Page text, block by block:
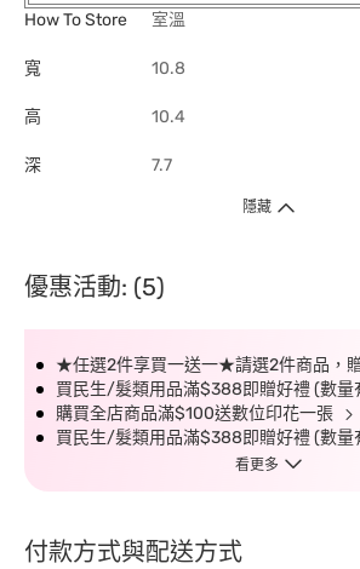
How To Store
室溫
寬 10.8
高 10.4
深 7.7
隱藏
優惠活動: (5)
★任選2件享買一送一★請選2件商品，
買民生/髮類用品滿$388即贈好禮 (數量
購買全店商品滿$100送數位印花一張
買民生/髮類用品滿$388即贈好禮 (數量
看更多
付款方式與配送方式